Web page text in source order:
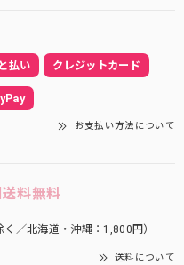
払い クレジットカード
お支払い方法について
料無料
／北海道・沖縄：1,800円）
送料について